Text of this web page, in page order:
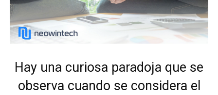
Hay una curiosa paradoja que se
observa cuando se considera el